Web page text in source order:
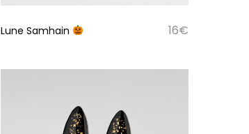
Lune Samhain 16€